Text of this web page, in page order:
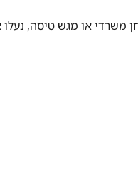
משרדי או מגש טיסה,